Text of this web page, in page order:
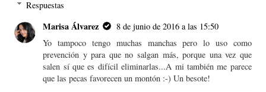
Respuestas
Marisa Álvarez
8 de junio de 2016 a las 15:50
Yo tampoco tengo muchas manchas pero lo uso como
prevención y para que no salgan más, porque una vez que
salen sí que es difícil eliminarlas...A mi también me parece
que las pecas favorecen un montón :-) Un besote!